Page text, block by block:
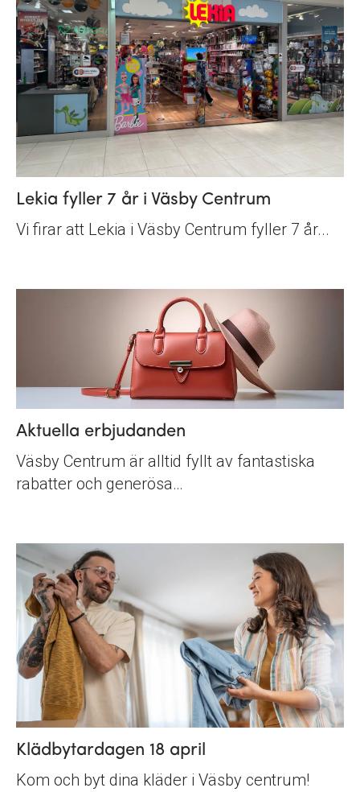
Lekia fyller 7 år i Väsby Centrum
Vi firar att Lekia i Väsby Centrum fyller 7 år...
Aktuella erbjudanden
Väsby Centrum är alltid fyllt av fantastiska
rabatter och generösa…
Klädbytardagen 18 april
Kom och byt dina kläder i Väsby centrum!